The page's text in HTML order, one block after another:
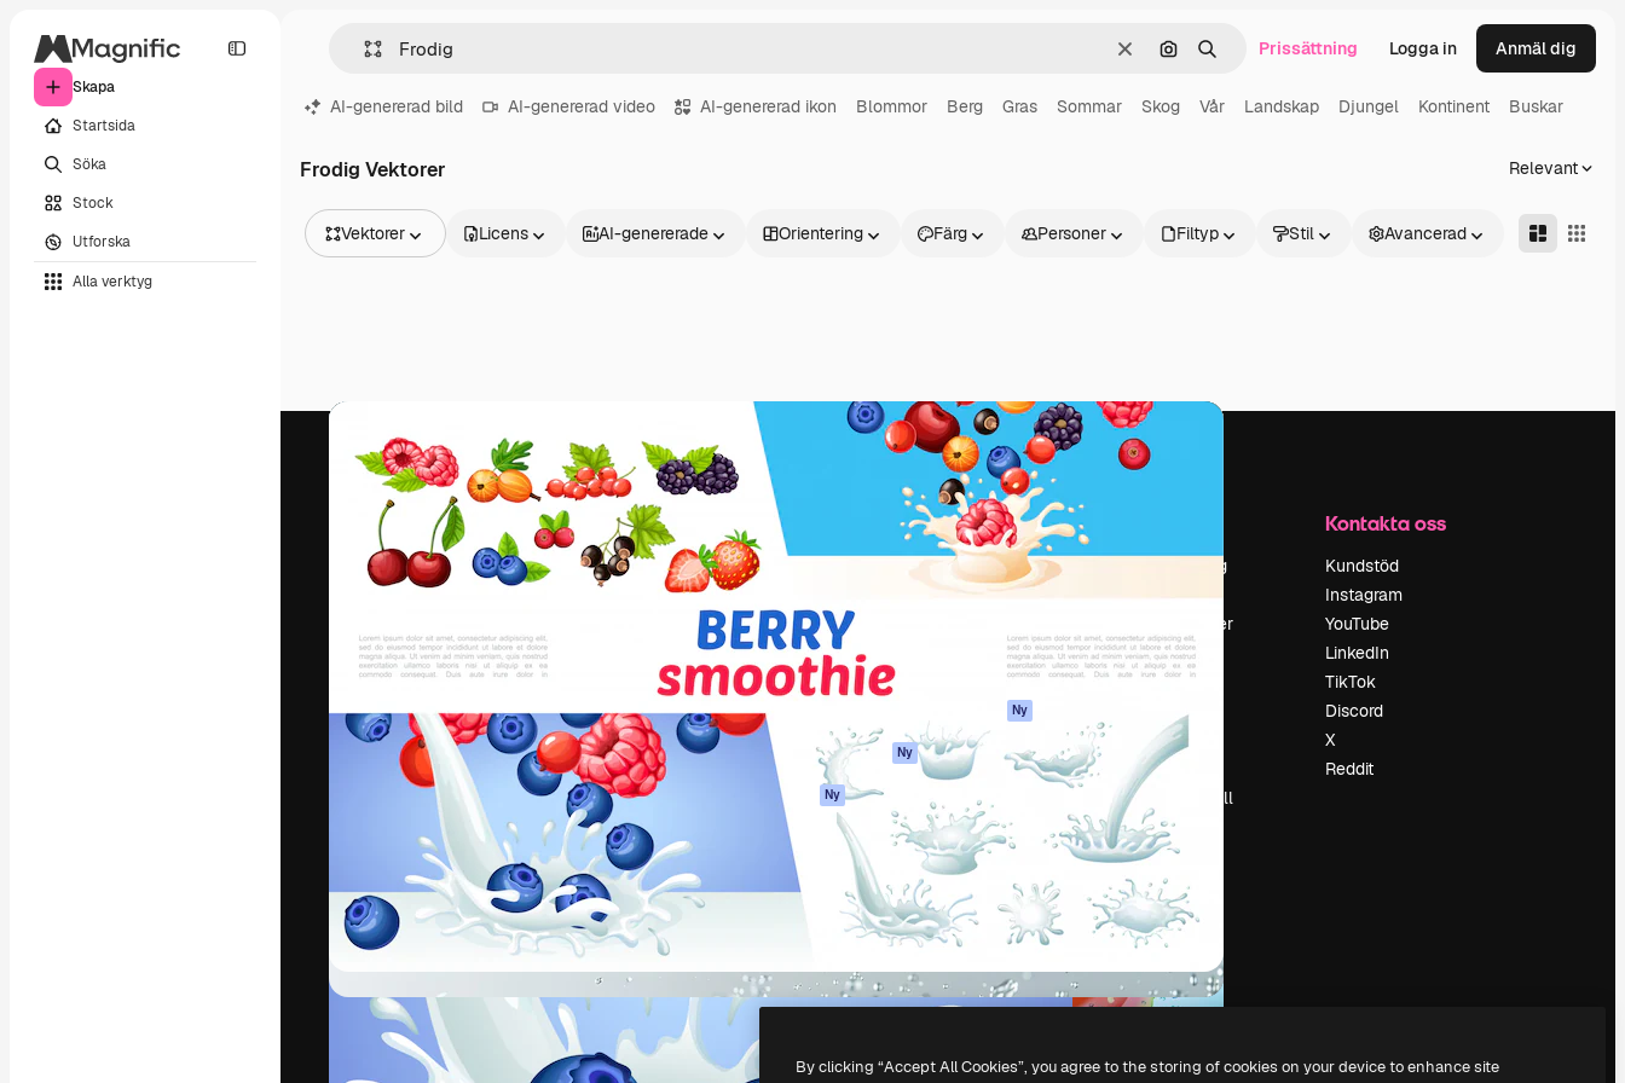
Skapa
Startsida
Söka
Stock
Utforska
Alla verktyg
RensaSök efter bild
Söka Prissättning Logga in Anmäl dig
AI-genererad bild AI-genererad video AI-genererad ikon Blommor Berg Gras Sommar Skog Vår Landskap Djungel Kontinent Buskar
Frodig Vektorer Relevant
Vektorer
Videor
Filmmaterial
Rörlig grafik
Videomallar
3D-modeller
Teckensnitt
Licens AI-genererade Orientering Färg Personer Filtyp Stil Avancerad
Den kreativa plattformen för att förverkliga
ditt bästa arbete. Mer än 1 miljon
prenumeranter bland kreatörer, företag,
byråer och studior.
Svenska
Produkter
Spaces
AI-bildgenerator
AI-videogenerator
AI-röstgenerator
Stock-innehåll
MCP för
Claude/ChatGPT
Ny
Agenter Ny
Mobilapp
Alla Magnific-
Kom igång
Academy
Dokumentation
Användarvillkor
Integritetspolicy
Ny
Cookies policy
Förtroendecenter
Affiliates
Företag
Prissättning
Om oss
Recensioner
Karriär
Söktrender
Händelser
Slidesgo
Sälj innehåll
Pressrum
Söker efter
magnific.ai
Kontakta oss
Kundstöd
Instagram
YouTube
LinkedIn
TikTok
Discord
X
Reddit
Freepik Company S.L.U. Alla rättigheter reserverade
By clicking “Accept All Cookies”, you agree to the storing of cookies on your device to enhance site